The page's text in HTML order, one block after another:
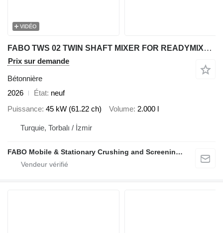
VIDÉO
FABO TWS 02 TWIN SHAFT MIXER FOR READYMIXTURE | HIGH CAPACITY
Prix sur demande
Bétonnière
2026
État neuf
Puissance 45 kW (61.22 ch) Volume 2.000 l
Turquie, Torbalı / İzmir
FABO Mobile & Stationary Crushing and Screening Plants | Concrete Batching Plants Manufacturer